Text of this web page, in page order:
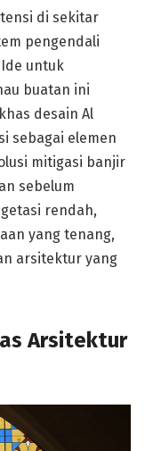
di sekitar
pengendali
untuk
buatan ini
desain Al
sebagai elemen
mitigasi banjir
sebelum
rendah,
yang tenang,
arsitektur yang
Arsitektur